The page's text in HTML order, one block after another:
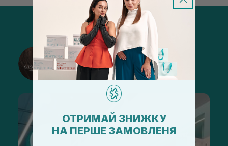
@sisters_stelmakh в Instagram
Підписатися
ОТРИМАЙ ЗНИЖКУ
НА ПЕРШЕ ЗАМОВЛЕНЯ